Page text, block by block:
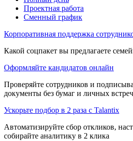
Проектная работа
Сменный график
Корпоративная поддержка
Какой соцпакет вы предлагаете
Оформляйте кандидатов онлайн
Проверяйте сотрудников и
документы без бумаг и личных встреч
Ускорьте подбор в 2 раза с Talantix
Автоматизируйте сбор откликов,
собирайте аналитику в 2 клика